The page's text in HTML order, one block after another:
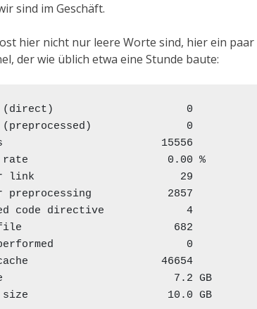
sind im Geschäft.
hier nicht nur leere Worte sind, hier ein
der wie üblich etwa eine Stunde baute:
(direct)                     0
(preprocessed)               0
15556
rate                      0.00 %
link                       29
preprocessing            2857
code directive             4
file                        682
performed                     0
46654
7.2 GB